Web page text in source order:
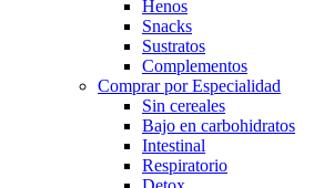
Henos
Snacks
Sustratos
Complementos
Comprar por Especialidad
Sin cereales
Bajo en carbohidratos
Intestinal
Respiratorio